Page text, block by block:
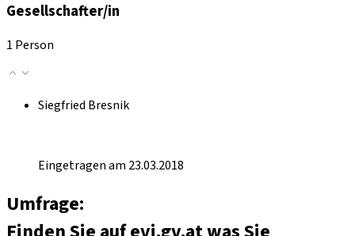
Gesellschafter/in
1 Person
Siegfried Bresnik
Eingetragen am 23.03.2018
Umfrage: